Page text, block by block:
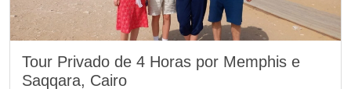
Tour Privado de 4 Horas por Memphis e
Saqqara, Cairo